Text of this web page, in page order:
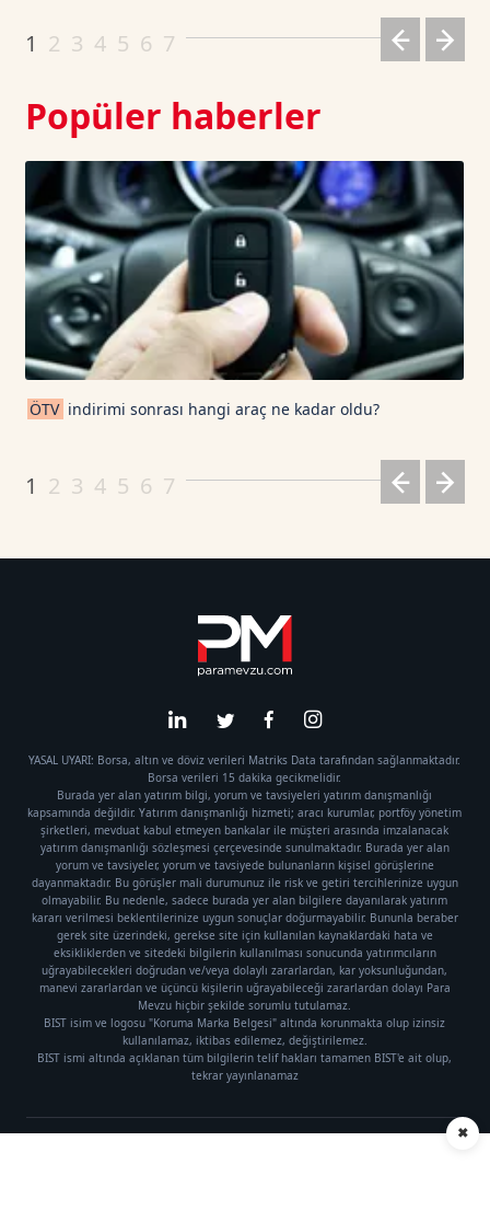
✖
1 2 3 4 5 6 7
Popüler haberler
ÖTV indirimi sonrası hangi araç ne kadar oldu?
1 2 3 4 5 6 7
YASAL UYARI: Borsa, altın ve döviz verileri Matriks Data tarafından sağlanmaktadır.
Borsa verileri 15 dakika gecikmelidir.
Burada yer alan yatırım bilgi, yorum ve tavsiyeleri yatırım danışmanlığı
kapsamında değildir. Yatırım danışmanlığı hizmeti; aracı kurumlar, portföy yönetim
şirketleri, mevduat kabul etmeyen bankalar ile müşteri arasında imzalanacak
yatırım danışmanlığı sözleşmesi çerçevesinde sunulmaktadır. Burada yer alan
yorum ve tavsiyeler, yorum ve tavsiyede bulunanların kişisel görüşlerine
dayanmaktadır. Bu görüşler mali durumunuz ile risk ve getiri tercihlerinize uygun
olmayabilir. Bu nedenle, sadece burada yer alan bilgilere dayanılarak yatırım
kararı verilmesi beklentilerinize uygun sonuçlar doğurmayabilir. Bununla beraber
gerek site üzerindeki, gerekse site için kullanılan kaynaklardaki hata ve
eksikliklerden ve sitedeki bilgilerin kullanılması sonucunda yatırımcıların
uğrayabilecekleri doğrudan ve/veya dolaylı zararlardan, kar yoksunluğundan,
manevi zararlardan ve üçüncü kişilerin uğrayabileceği zararlardan dolayı Para
Mevzu hiçbir şekilde sorumlu tutulamaz.
BIST isim ve logosu "Koruma Marka Belgesi" altında korunmakta olup izinsiz
kullanılamaz, iktibas edilemez, değiştirilemez.
BIST ismi altında açıklanan tüm bilgilerin telif hakları tamamen BIST'e ait olup,
tekrar yayınlanamaz